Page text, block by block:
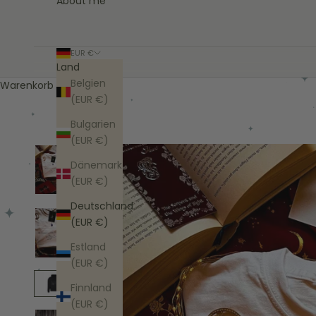
EUR €
Land
Belgien
(EUR €)
Bulgarien
(EUR €)
Dänemark
(EUR €)
Deutschland
(EUR €)
Estland
(EUR €)
Finnland
(EUR €)
Warenkorb